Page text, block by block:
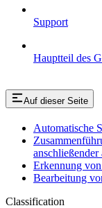
Support
Hauptteil des
Auf dieser Seite
Automatische
Erkennung
Bearbeitung
Classification